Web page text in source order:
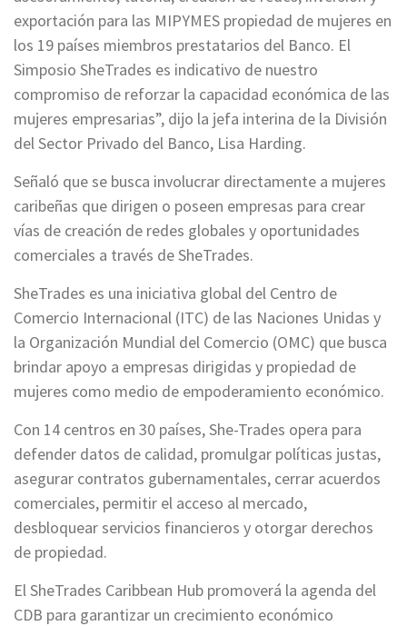
exportación para las MIPYMES propiedad de mujeres en
los 19 países miembros prestatarios del Banco. El
Simposio SheTrades es indicativo de nuestro
compromiso de reforzar la capacidad económica de las
mujeres empresarias”, dijo la jefa interina de la División
del Sector Privado del Banco, Lisa Harding.
Señaló que se busca involucrar directamente a mujeres
caribeñas que dirigen o poseen empresas para crear
vías de creación de redes globales y oportunidades
comerciales a través de SheTrades.
SheTrades es una iniciativa global del Centro de
Comercio Internacional (ITC) de las Naciones Unidas y
la Organización Mundial del Comercio (OMC) que busca
brindar apoyo a empresas dirigidas y propiedad de
mujeres como medio de empoderamiento económico.
Con 14 centros en 30 países, She-Trades opera para
defender datos de calidad, promulgar políticas justas,
asegurar contratos gubernamentales, cerrar acuerdos
comerciales, permitir el acceso al mercado,
desbloquear servicios financieros y otorgar derechos
de propiedad.
El SheTrades Caribbean Hub promoverá la agenda del
CDB para garantizar un crecimiento económico